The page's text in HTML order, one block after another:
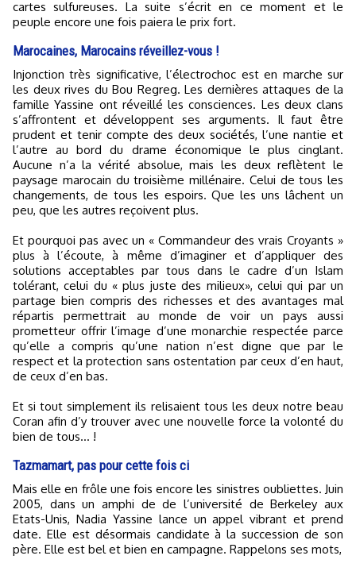
cartes sulfureuses. La suite s’écrit en ce moment et le
peuple encore une fois paiera le prix fort.
Marocaines, Marocains réveillez-vous !
Injonction très significative, l’électrochoc est en marche sur
les deux rives du Bou Regreg. Les dernières attaques de la
famille Yassine ont réveillé les consciences. Les deux clans
s’affrontent et développent ses arguments. Il faut être
prudent et tenir compte des deux sociétés, l’une nantie et
l’autre au bord du drame économique le plus cinglant.
Aucune n’a la vérité absolue, mais les deux reflètent le
paysage marocain du troisième millénaire. Celui de tous les
changements, de tous les espoirs. Que les uns lâchent un
peu, que les autres reçoivent plus.
Et pourquoi pas avec un « Commandeur des vrais Croyants »
plus à l’écoute, à même d’imaginer et d’appliquer des
solutions acceptables par tous dans le cadre d’un Islam
tolérant, celui du « plus juste des milieux», celui qui par un
partage bien compris des richesses et des avantages mal
répartis permettrait au monde de voir un pays aussi
prometteur offrir l’image d’une monarchie respectée parce
qu’elle a compris qu’une nation n’est digne que par le
respect et la protection sans ostentation par ceux d’en haut,
de ceux d’en bas.
Et si tout simplement ils relisaient tous les deux notre beau
Coran afin d’y trouver avec une nouvelle force la volonté du
bien de tous… !
Tazmamart, pas pour cette fois ci
Mais elle en frôle une fois encore les sinistres oubliettes. Juin
2005, dans un amphi de de l’université de Berkeley aux
Etats-Unis, Nadia Yassine lance un appel vibrant et prend
date. Elle est désormais candidate à la succession de son
père. Elle est bel et bien en campagne. Rappelons ses mots,